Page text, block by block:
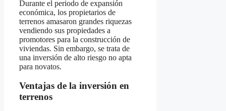
Durante el periodo de expansión
económica, los propietarios de
terrenos amasaron grandes riquezas
vendiendo sus propiedades a
promotores para la construcción de
viviendas. Sin embargo, se trata de
una inversión de alto riesgo no apta
para novatos.
Ventajas de la inversión en
terrenos